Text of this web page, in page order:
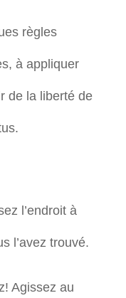
règles
à appliquer
de la liberté de
l’endroit à
l’avez trouvé.
Agissez au